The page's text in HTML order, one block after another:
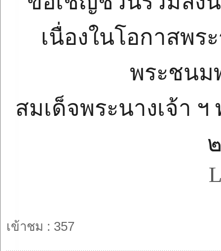
เนื่องในโอกาสพ
พระชนม
สมเด็จพระนางเจ้า
เข้าชม : 357